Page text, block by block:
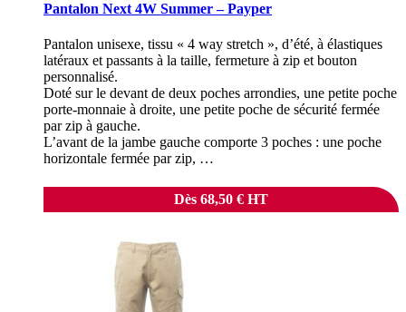
Pantalon Next 4W Summer – Payper
Pantalon unisexe, tissu « 4 way stretch », d’été, à élastiques
latéraux et passants à la taille, fermeture à zip et bouton
personnalisé.
Doté sur le devant de deux poches arrondies, une petite poche
porte-monnaie à droite, une petite poche de sécurité fermée
par zip à gauche.
L’avant de la jambe gauche comporte 3 poches : une poche
horizontale fermée par zip, …
Dès 68,50 € HT